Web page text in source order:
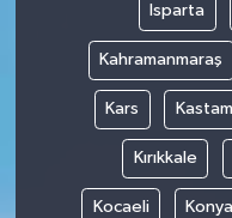
Isparta
Kahramanmaraş
Kars
Kırıkkale
Kocaeli Konya